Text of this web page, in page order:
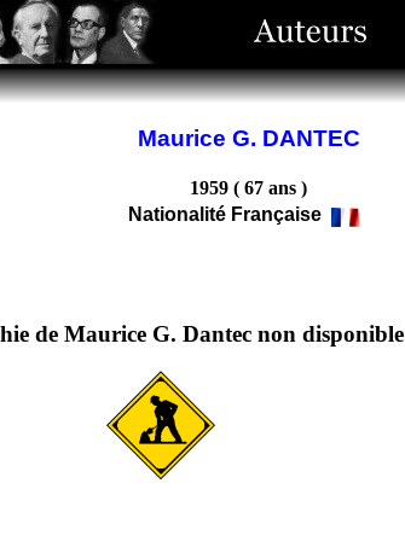
Maurice G. DANTEC
1959 ( 67 ans )
Nationalité Française
de Maurice G. Dantec non disponible